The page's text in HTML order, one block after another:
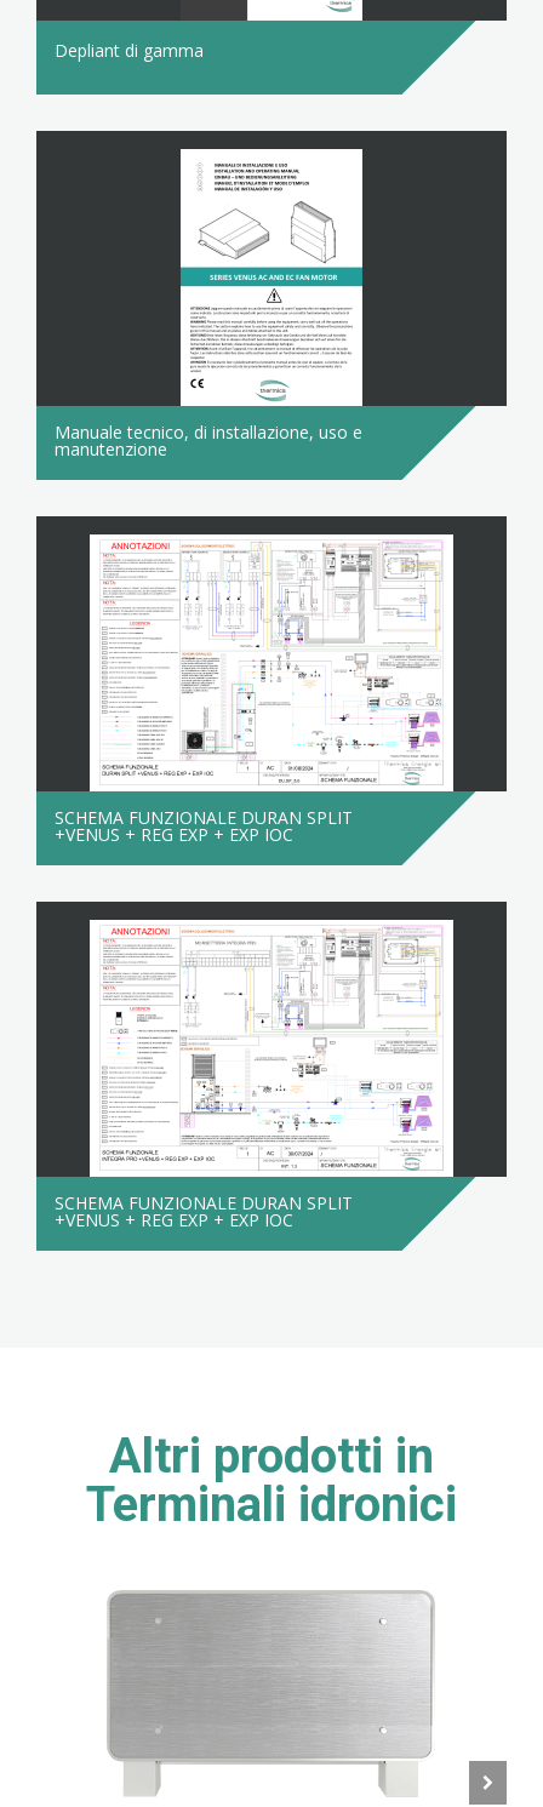
Depliant di gamma
Manuale tecnico, di installazione, uso e
manutenzione
SCHEMA FUNZIONALE DURAN SPLIT
+VENUS + REG EXP + EXP IOC
SCHEMA FUNZIONALE DURAN SPLIT
+VENUS + REG EXP + EXP IOC
Altri prodotti in
Terminali idronici